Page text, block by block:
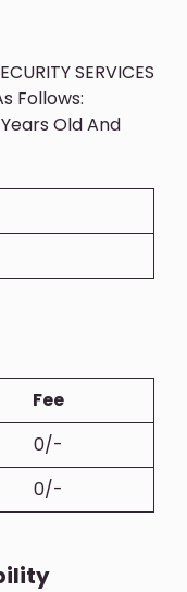
SERVICES
Follows:
Old And
Fee
0/-
0/-